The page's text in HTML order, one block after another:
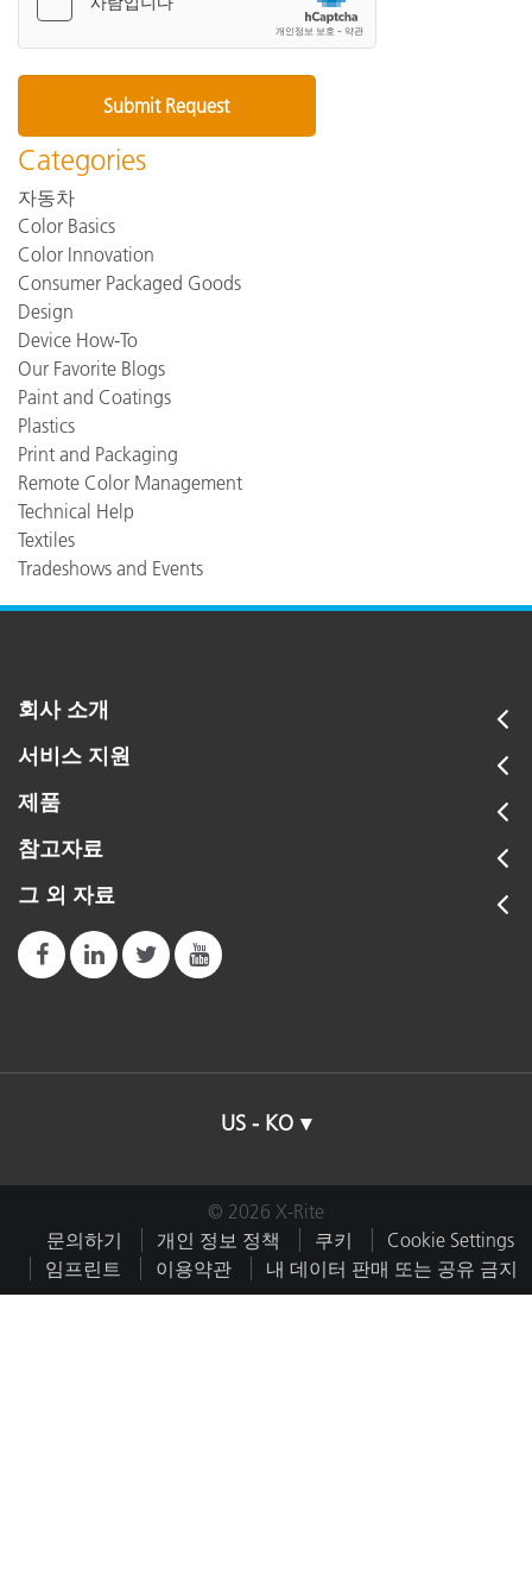
Categories
자동차
Color Basics
Color Innovation
Consumer Packaged Goods
Design
Device How-To
Our Favorite Blogs
Paint and Coatings
Plastics
Print and Packaging
Remote Color Management
Technical Help
Textiles
Tradeshows and Events
회사 소개
서비스 지원
제품
참고자료
그 외 자료
US - KO
© 2026 X-Rite
문의하기
개인 정보 정책 쿠키
Cookie Settings
임프린트
이용약관 내 데이터 판매 또는 공유 금지